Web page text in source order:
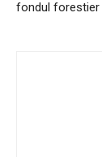
fondul